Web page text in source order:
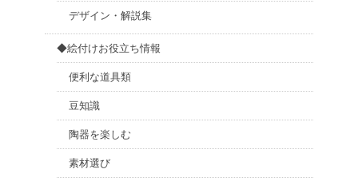
デザイン・解説集
◆絵付けお役立ち情報
便利な道具類
豆知識
陶器を楽しむ
素材選び